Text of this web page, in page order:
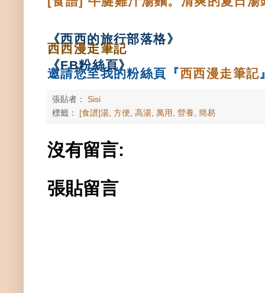
《西西的旅行部落格》
西西漫走筆記
《FB粉絲頁》
邀請您至我的粉絲頁 『西西漫走筆記
張貼者： Sisi
標籤： [食譜]湯, 方便, 高湯, 萬用, 營養, 簡易
沒有留言:
張貼留言